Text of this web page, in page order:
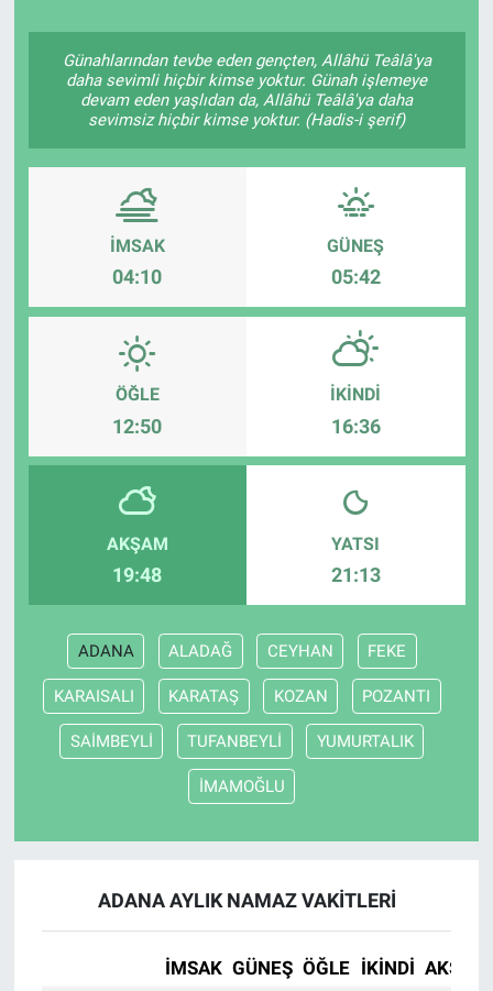
Günahlarından tevbe eden gençten, Allâhü Teâlâ'ya
daha sevimli hiçbir kimse yoktur. Günah işlemeye
devam eden yaşlıdan da, Allâhü Teâlâ'ya daha
sevimsiz hiçbir kimse yoktur. (Hadis-i şerif)
İMSAK
04:10
GÜNEŞ
05:42
ÖĞLE
12:50
İKINDI
16:36
AKŞAM
19:48
YATSI
21:13
ADANA ALADAĞ CEYHAN FEKE
KARAISALI KARATAŞ KOZAN POZANTI
SAİMBEYLİ TUFANBEYLİ YUMURTALIK
İMAMOĞLU
ADANA AYLIK NAMAZ VAKITLERI
İMSAK GÜNEŞ ÖĞLE İKINDI AKŞAM
Bilecik
Kütahya
Çevre
Magazin
Bilim ve Teknoloji